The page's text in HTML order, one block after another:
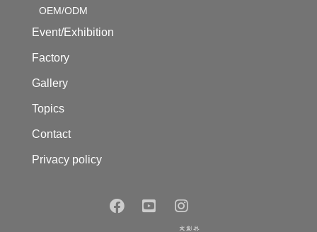
OEM/ODM
Event/Exhibition
Factory
Gallery
Topics
Contact
Privacy policy